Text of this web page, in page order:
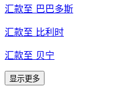
汇款至 巴巴多斯
汇款至 比利时
汇款至 贝宁
显示更多